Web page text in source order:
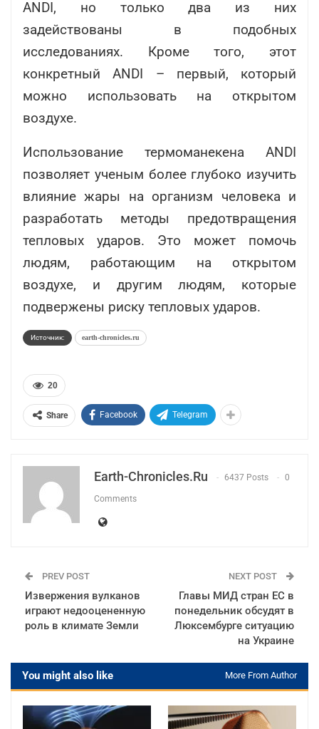
ANDI, но только два из них
задействованы в подобных
исследованиях. Кроме того, этот
конкретный ANDI – первый, который
можно использовать на открытом
воздухе.
Использование термоманекена ANDI
позволяет ученым более глубоко изучить
влияние жары на организм человека и
разработать методы предотвращения
тепловых ударов. Это может помочь
людям, работающим на открытом
воздухе, и другим людям, которые
подвержены риску тепловых ударов.
Источник: earth-chronicles.ru
20
Share Facebook Telegram
Earth-Chronicles.ru 6437 Posts 0
Comments
PREV POST
Извержения вулканов
играют недооцененную
роль в климате Земли
NEXT POST
Главы МИД стран ЕС в
понедельник обсудят в
Люксембурге ситуацию
на Украине
You might also like More From Author